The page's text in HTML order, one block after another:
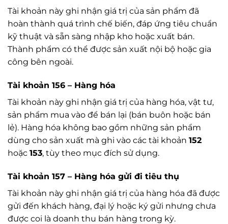
Tài khoản này ghi nhận giá trị của sản phẩm đã
hoàn thành quá trình chế biến, đáp ứng tiêu chuẩn
kỹ thuật và sẵn sàng nhập kho hoặc xuất bán.
Thành phẩm có thể được sản xuất nội bộ hoặc gia
công bên ngoài.
Tài khoản 156 – Hàng hóa
Tài khoản này ghi nhận giá trị của hàng hóa, vật tư,
sản phẩm mua vào để bán lại (bán buôn hoặc bán
lẻ). Hàng hóa không bao gồm những sản phẩm
dùng cho sản xuất mà ghi vào các tài khoản 152
hoặc 153, tùy theo mục đích sử dụng.
Tài khoản 157 – Hàng hóa gửi đi tiêu thụ
Tài khoản này ghi nhận giá trị của hàng hóa đã được
gửi đến khách hàng, đại lý hoặc ký gửi nhưng chưa
được coi là doanh thu bán hàng trong kỳ.